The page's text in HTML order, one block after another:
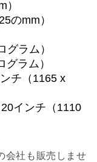
のmm）
ラム）
ラム）
チ（1165 x
インチ（1110
会社も販売しませ